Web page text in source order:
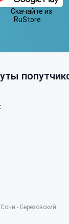
Сочи - Березовский